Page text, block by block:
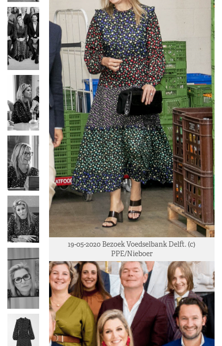
19-05-2020 Bezoek Voedselbank Delft. (c)
PPE/Nieboer